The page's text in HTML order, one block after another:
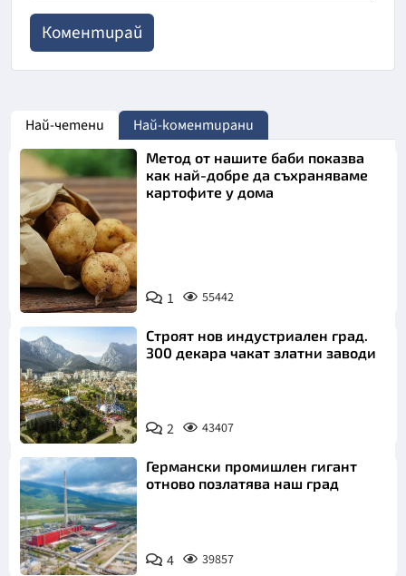
Най-четени Най-коментирани
Снимка:
Пиксабей
Метод от нашите баби показва
как най-добре да съхраняваме
картофите у дома
1 55442
Строят нов индустриален град.
300 декара чакат златни заводи
2 43407
Германски промишлен гигант
отново позлатява наш град
4 39857